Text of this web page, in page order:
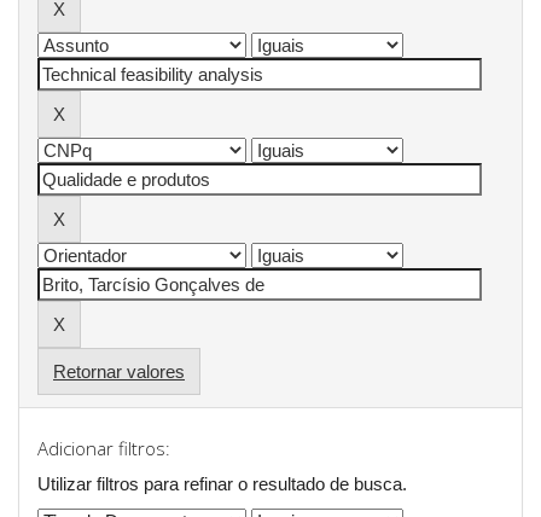
Retornar valores
Adicionar filtros:
Utilizar filtros para refinar o resultado de busca.